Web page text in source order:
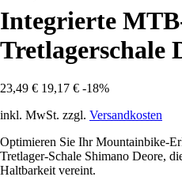
Integrierte
Tretlagerschale
23,49 € 19,17 € -18%
inkl. MwSt. zzgl. Versandkosten
Optimieren Sie Ihr Mountainbike-
Tretlager-Schale Shimano Deore,
Haltbarkeit vereint.